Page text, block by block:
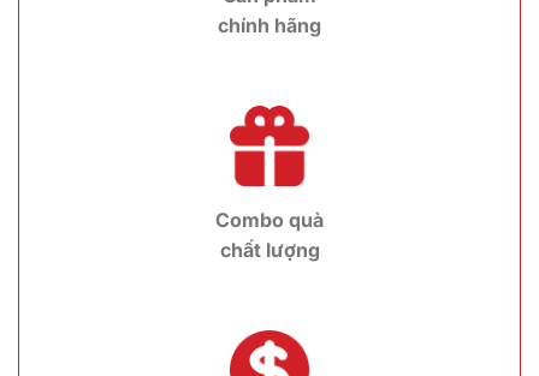
chính hãng
Combo quà
chất lượng